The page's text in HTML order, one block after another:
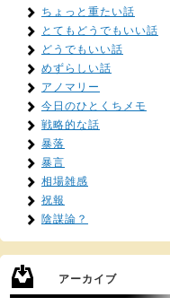
ちょっと重たい話
とてもどうでもいい話
どうでもいい話
めずらしい話
アノマリー
今日のひとくちメモ
戦略的な話
暴落
暴言
相場雑感
祝報
陰謀論？
アーカイブ